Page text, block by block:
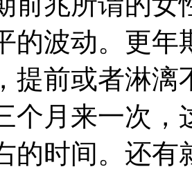
的波动。更年
提前或者淋
个月来一次，
的时间。还有